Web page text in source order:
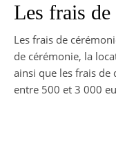
Les frais de
Les frais de
de cérémonie, la
ainsi que les frais de
entre 500 et 3 000